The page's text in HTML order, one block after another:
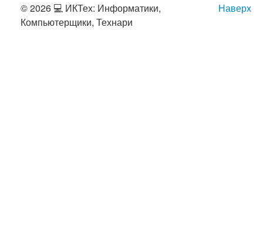
Наверх
© 2026 💻 ИКТех: Информатики,
Компьютерщики, Технари